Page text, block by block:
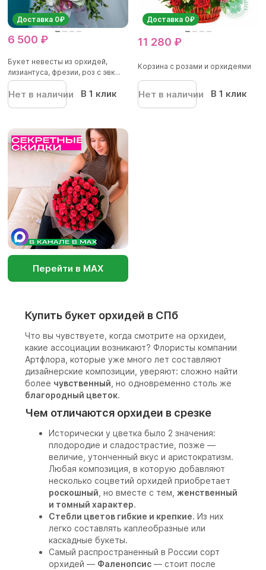
Доставка 0₽
6 500 ₽
Букет невесты из орхидей,
лизиантуса, фрезии, роз с эвк...
Нет в наличии В 1 клик
Доставка 0₽
11 280 ₽
Корзина с розами и орхидеями
Нет в наличии В 1 клик
Перейти в МАХ
Купить букет орхидей в СПб
Что вы чувствуете, когда смотрите на орхидеи,
какие ассоциации возникают? Флористы компании
Артфлора, которые уже много лет составляют
дизайнерские композиции, уверяют: сложно найти
более чувственный, но одновременно столь же
благородный цветок.
Чем отличаются орхидеи в срезке
Исторически у цветка было 2 значения:
плодородие и сладострастие, позже —
величие, утонченный вкус и аристократизм.
Любая композиция, в которую добавляют
несколько соцветий орхидей приобретает
роскошный, но вместе с тем, женственный
и томный характер.
Стебли цветов гибкие и крепкие. Из них
легко составлять каплеобразные или
каскадные букеты.
Самый распространенный в России сорт
орхидей — Фаленопсис — стоит после